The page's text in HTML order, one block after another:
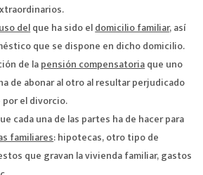
delque ha sido eldomicilio familiar, así
que se dispone en dicho domicilio.
de lapensión compensatoriaque uno
de abonar al otro al resultar perjudicado
el divorcio.
cada una de las partes ha de hacer para
familiares: hipotecas, otro tipo de
que gravan la vivienda familiar, gastos